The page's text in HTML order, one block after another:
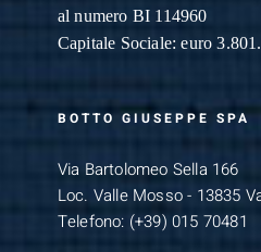
al numero BI 114960
Capitale Sociale: euro
BOTTO GIUSEPPE SPA
Via Bartolomeo Sella 166
Loc. Valle Mosso - 13835
Telefono: (+39) 015 70481